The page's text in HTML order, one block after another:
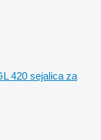
420 sejalica za